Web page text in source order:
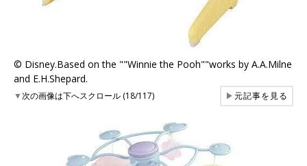
© Disney.Based on the ""Winnie the Pooh""works by A.A.Milne
and E.H.Shepard.
▼次の画像は下へスクロール (18/117) ▶元記事を見る